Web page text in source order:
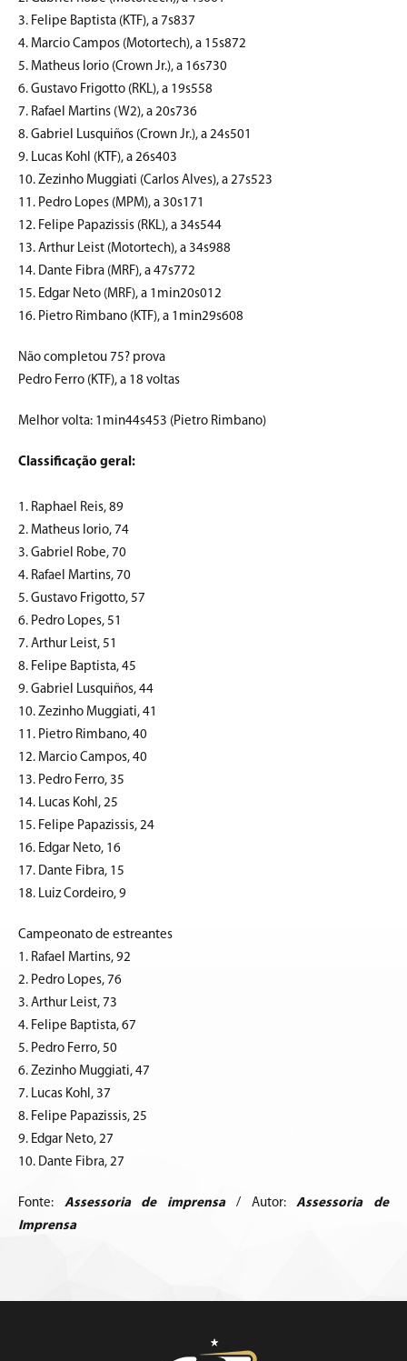
3. Felipe Baptista (KTF), a 7s837
4. Marcio Campos (Motortech), a 15s872
5. Matheus Iorio (Crown Jr.), a 16s730
6. Gustavo Frigotto (RKL), a 19s558
7. Rafael Martins (W2), a 20s736
8. Gabriel Lusquiños (Crown Jr.), a 24s501
9. Lucas Kohl (KTF), a 26s403
10. Zezinho Muggiati (Carlos Alves), a 27s523
11. Pedro Lopes (MPM), a 30s171
12. Felipe Papazissis (RKL), a 34s544
13. Arthur Leist (Motortech), a 34s988
14. Dante Fibra (MRF), a 47s772
15. Edgar Neto (MRF), a 1min20s012
16. Pietro Rimbano (KTF), a 1min29s608
Não completou 75? prova
Pedro Ferro (KTF), a 18 voltas
Melhor volta: 1min44s453 (Pietro Rimbano)
Classificação geral:
1. Raphael Reis, 89
2. Matheus Iorio, 74
3. Gabriel Robe, 70
4. Rafael Martins, 70
5. Gustavo Frigotto, 57
6. Pedro Lopes, 51
7. Arthur Leist, 51
8. Felipe Baptista, 45
9. Gabriel Lusquiños, 44
10. Zezinho Muggiati, 41
11. Pietro Rimbano, 40
12. Marcio Campos, 40
13. Pedro Ferro, 35
14. Lucas Kohl, 25
15. Felipe Papazissis, 24
16. Edgar Neto, 16
17. Dante Fibra, 15
18. Luiz Cordeiro, 9
Campeonato de estreantes
1. Rafael Martins, 92
2. Pedro Lopes, 76
3. Arthur Leist, 73
4. Felipe Baptista, 67
5. Pedro Ferro, 50
6. Zezinho Muggiati, 47
7. Lucas Kohl, 37
8. Felipe Papazissis, 25
9. Edgar Neto, 27
10. Dante Fibra, 27
Fonte: Assessoria de imprensa/ Autor:Assessoria de
Imprensa